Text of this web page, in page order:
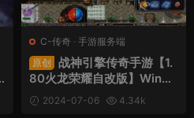
C-传奇 · 手游服务端
原创
战神引擎传奇手游【1.
80火龙荣耀自改版】Win一
键服务端+安卓苹果双端+G
M授权物品后台+视频架设教
2024-07-06
4.34k